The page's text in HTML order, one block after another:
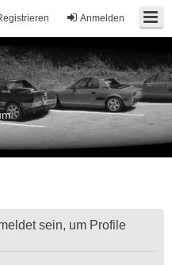
Anmelden
sein, um Profile